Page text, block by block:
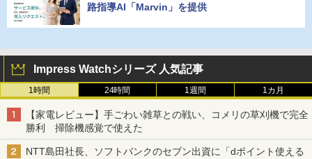
路指導AI「Marvin」を提供
Impress Watchシリーズ 人気記事
1時間 24時間 1週間 1カ月
【家電レビュー】手ごわい雑草との戦い、コメリの草刈機で完全
勝利 掃除機感覚で使えた
NTT島田社長、ソフトバンクのセブン出資に「dポイント使える